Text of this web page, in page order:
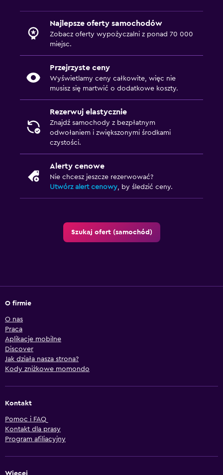
Najlepsze oferty samochodów
Zobacz oferty wypożyczalni z ponad 70 000
miejsc.
Przejrzyste ceny
Wyświetlamy ceny całkowite, więc nie
musisz się martwić o dodatkowe koszty.
Rezerwuj elastycznie
Znajdź samochody z bezpłatnym
odwołaniem i zwiększonymi środkami
czystości.
Alerty cenowe
Nie chcesz jeszcze rezerwować?
Utwórz alert cenowy, by śledzić ceny.
Szukaj ofert (samochód)
O firmie
O nas
Praca
Aplikacje mobilne
Discover
Jak działa nasza strona?
Kody zniżkowe momondo
Kontakt
Pomoc i FAQ
Kontakt dla prasy
Program afiliacyjny